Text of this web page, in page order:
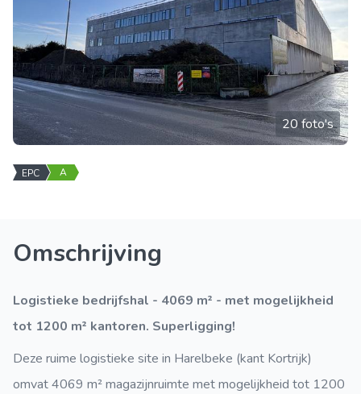
20 foto's
EPC A
Omschrijving
Logistieke bedrijfshal - 4069 m² - met mogelijkheid
tot 1200 m² kantoren. Superligging!
Deze ruime logistieke site in Harelbeke (kant Kortrijk)
omvat 4069 m² magazijnruimte met mogelijkheid tot 1200